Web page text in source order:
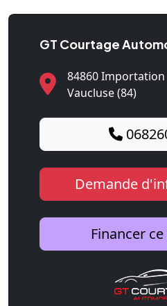
GT Courtage
84860 Importation
Vaucluse (84)
Demande
Financer